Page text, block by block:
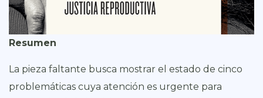
Resumen
La pieza faltante busca mostrar el estado de cinco
problemáticas cuya atención es urgente para